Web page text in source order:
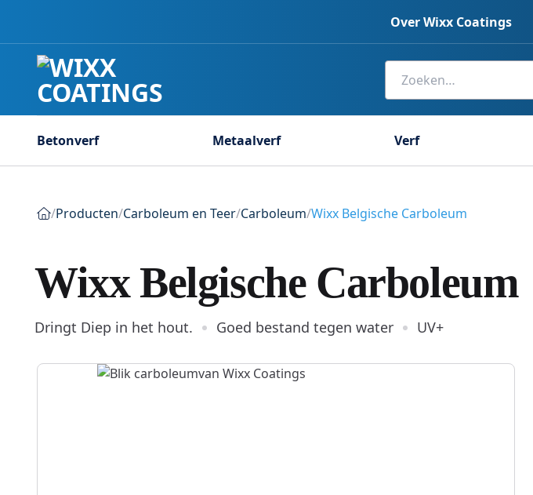
inhoud
Over Wixx Coatings
Zoeken
naar:
Betonverf Metaalverf Verf
/Producten/Carboleum en Teer/Carboleum/Wixx Belgische Carboleum
Wixx Belgische Carboleum
Dringt Diep in het hout. Goed bestand tegen water UV+